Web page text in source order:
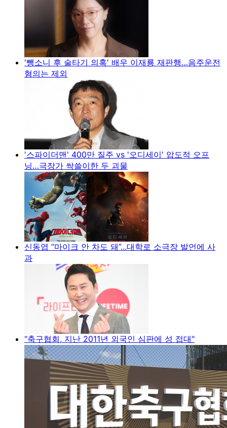
'뺑소니 후 술타기 의혹' 배우 이재룡 재판행…음주운전
혐의는 제외
'스파이더맨' 400만 질주 vs '오디세이' 압도적 오프
닝…극장가 싹쓸이한 두 괴물
신동엽 “마이크 안 차도 돼”...대학로 소극장 발언에 사
과
"축구협회, 지난 2011년 외국인 심판에 성 접대"